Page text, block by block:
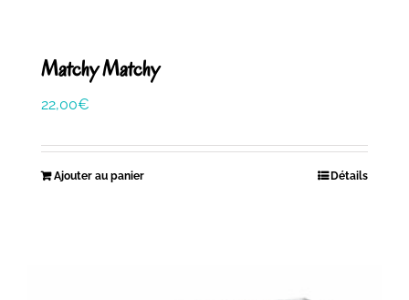
Matchy Matchy
22,00€
Ajouter au panier Détails